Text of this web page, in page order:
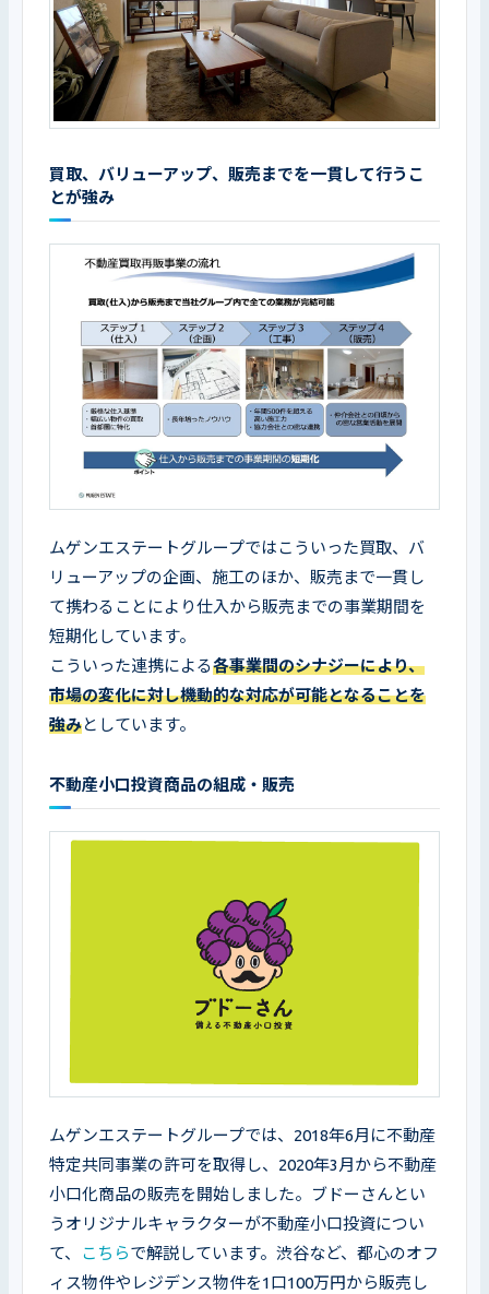
買取、バリューアップ、販売までを一貫して行うこ
とが強み
ムゲンエステートグループではこういった買取、バ
リューアップの企画、施工のほか、販売まで一貫し
て携わることにより仕入から販売までの事業期間を
短期化しています。
こういった連携による各事業間のシナジーにより、
市場の変化に対し機動的な対応が可能となることを
強みとしています。
不動産小口投資商品の組成・販売
ムゲンエステートグループでは、2018年6月に不動産
特定共同事業の許可を取得し、2020年3月から不動産
小口化商品の販売を開始しました。ブドーさんとい
うオリジナルキャラクターが不動産小口投資につい
て、
こちらで解説しています。渋谷など、都心のオフ
ィス物件やレジデンス物件を1口100万円から販売し